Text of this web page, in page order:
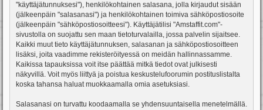
"käyttäjätunnuksesi"), henkilökohtainen salasana, jolla kirjaudut sisään
(jälkeenpäin "salasanasi") ja henkilökohtainen toimiva sähköpostiosoite
(jälkeenpäin "sähköpostiosoitteesi"). Käyttäjätilisi "Amstaffit.com"-
sivustolla on suojattu sen maan tietoturvalailla, jossa palvelin sijaitsee.
Kaikki muut tieto käyttäjätunnuksen, salasanan ja sähköpostiosoitteen
lisäksi, joita vaadimme rekisteröityessä on meidän hallinnassamme.
Kaikissa tapauksissa voit itse päättää mitkä tiedot ovat julkisesti
näkyvillä. Voit myös liittyä ja poistua keskustelufoorumin postituslistalta
koska tahansa haluat muokkaamalla omia asetuksiasi.
Salasanasi on turvattu koodaamalla se yhdensuuntaisella menetelmällä.